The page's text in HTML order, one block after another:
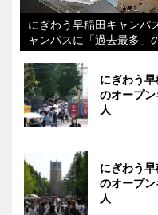
にぎわう早稲田キャンパ
ャンパスに「過去最多」
にぎわう
のオープ
人
にぎわう
のオープ
人